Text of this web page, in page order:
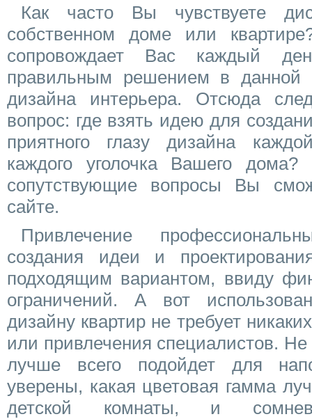
Как часто Вы чувствуете
собственном доме или
сопровождает Вас каждый
правильным решением в данной
дизайна интерьера. Отсюда
вопрос: где взять идею для
приятного глазу дизайна
каждого уголочка Вашего
сопутствующие вопросы Вы
сайте.
Привлечение
создания идеи и
подходящим вариантом, ввиду
ограничений. А вот
дизайну квартир не требует
или привлечения специалистов. Не
лучше всего подойдет для
уверены, какая цветовая гамма
детской комнаты, и